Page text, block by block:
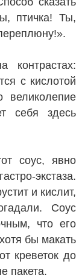
птичка! Ты,
с кислотой
великолепие
себя здесь
соус, явно
экстаза.
и кислит,
Соус
что его
бы макать
креветок до
пакета.